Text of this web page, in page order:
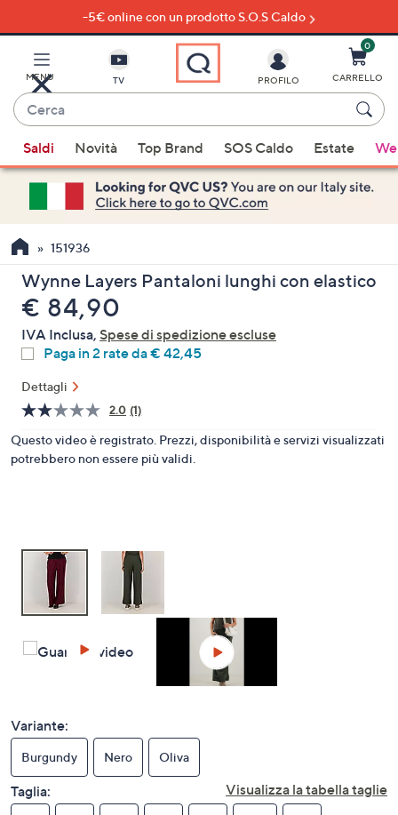
al
principale
-5€ online con un prodotto S.O.S Caldo
MENU TV
Cerca
sono
disponibili
suggerimenti,
usa
i
tasti
freccia
su
giù
scorri
sinistra
o
touch
consultarli.
PROFILO
0
CARRELLO
Saldi Novità Top Brand SOS Caldo Estate
151936
Wynne Layers Pantaloni lunghi con elastico
eliminato
€ 84,90
IVA Inclusa, Spese di spedizione escluse
Paga in 2 rate da € 42,45
Dettagli
2.0 Leggi
recensione.
Stesso
(1)
Questo video è registrato. Prezzi, disponibilità e servizi visualizzati
potrebbero non essere più validi.
Variante:
Burgundy Nero Oliva
Taglia: Visualizza la tabella taglie